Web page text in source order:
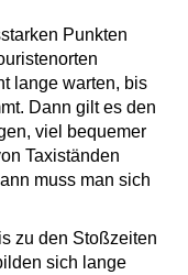
Punkten
lange warten, bis
Dann gilt es den
viel bequemer
Taxiständen
muss man sich
zu den Stoßzeiten
sich lange